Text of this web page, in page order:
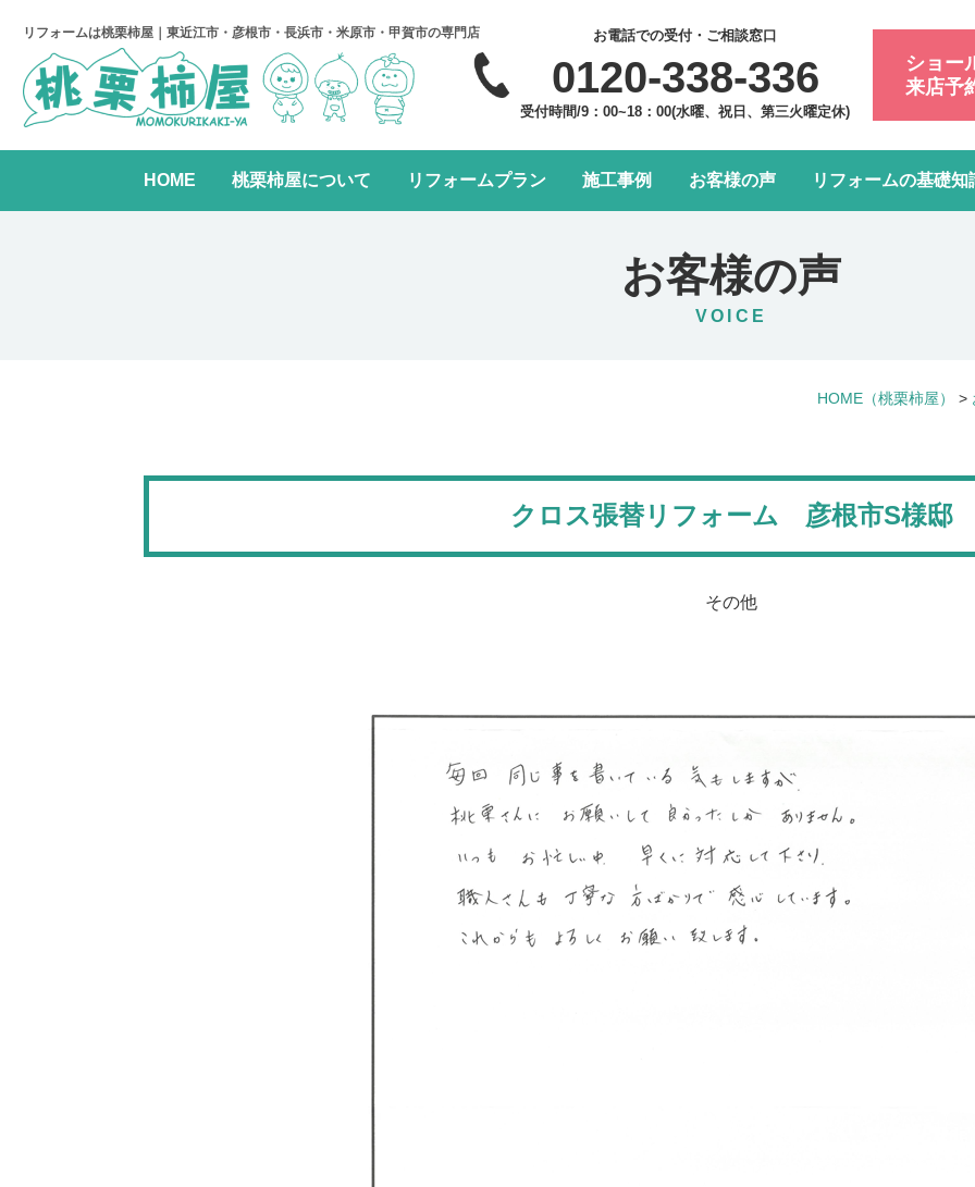
リフォームは桃栗柿屋｜東近江市・彦根市・長浜市・米原市・甲賀市の専門店 お電話での受付・ご相談窓口
0120-338-336
受付時間/9：00~18：00(水曜、祝日、第三火曜定休)
ショー
来店予
HOME 桃栗柿屋について リフォームプラン
水まわり4点パック LDK改装リフォーム
施工事例 お客様の声 リフォームの基礎知
お客様の声
VOICE
HOME （桃栗柿屋） >
クロス張替リフォーム 彦根市S様邸
その他